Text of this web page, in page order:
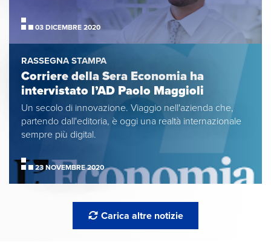
03 DICEMBRE 2020
RASSEGNA STAMPA
Corriere della Sera Economia ha
intervistato l’AD Paolo Maggioli
Un secolo di innovazione. Viaggio nell'azienda che,
partendo dall'editoria, è oggi una realtà internazionale
sempre più digital.
23 NOVEMBRE 2020
Carica altre notizie